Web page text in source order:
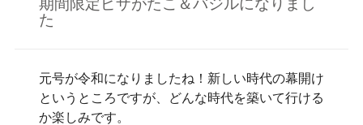
期間限定ピザがたこ＆バジルになりまし
た
元号が令和になりましたね！新しい時代の幕開け
というところですが、どんな時代を築いて行ける
か楽しみです。